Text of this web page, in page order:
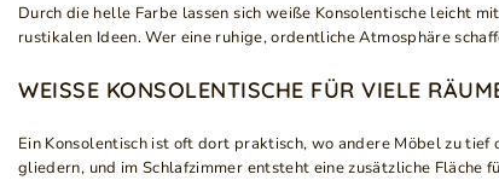
Durch die helle Farbe lassen sich weiße Konsolentische leicht
rustikalen Ideen. Wer eine ruhige, ordentliche Atmosphäre
WEISSE KONSOLENTISCHE FÜR VIELE
Ein Konsolentisch ist oft dort praktisch, wo andere Möbel zu tief
gliedern, und im Schlafzimmer entsteht eine zusätzliche Fläche